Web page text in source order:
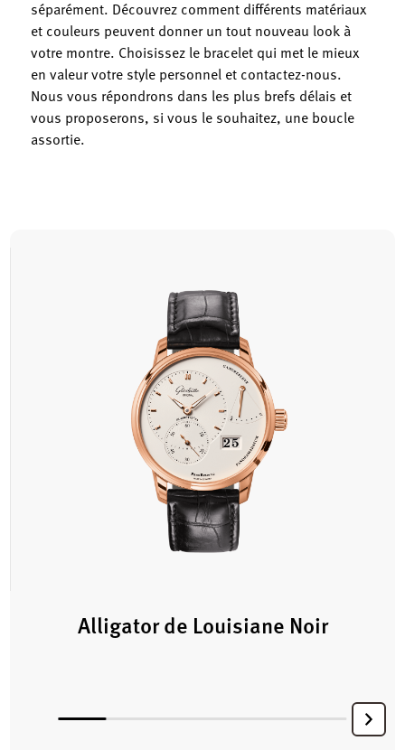
séparément. Découvrez comment différents matériaux
et couleurs peuvent donner un tout nouveau look à
votre montre. Choisissez le bracelet qui met le mieux
en valeur votre style personnel et contactez-nous.
Nous vous répondrons dans les plus brefs délais et
vous proposerons, si vous le souhaitez, une boucle
assortie.
Alligator de Louisiane Noir